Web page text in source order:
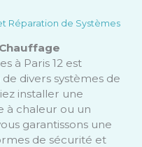
Réparation de Systèmes
à Paris 12 est
de divers systèmes de
installer une
à chaleur ou un
garantissons une
de sécurité et